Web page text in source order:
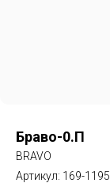
Браво-0.П
BRAVO
Артикул: 169-1195